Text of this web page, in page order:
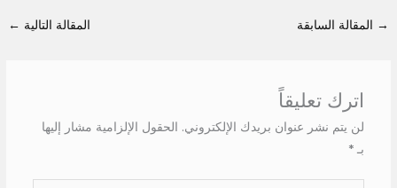
→ المقالة السابقة المقالة التالية ←
اترك تعليقاً
لن يتم نشر عنوان بريدك الإلكتروني. الحقول الإلزامية مشار إليها
بـ *